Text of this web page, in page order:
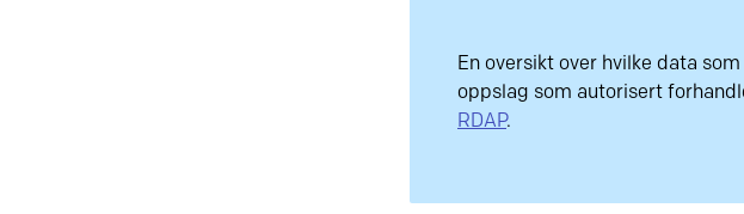
En oversikt over hvilke data
oppslag som autorisert
RDAP.